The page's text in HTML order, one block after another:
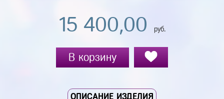
15 400,00 руб.
В корзину
ОПИСАНИЕ ИЗДЕЛИЯ